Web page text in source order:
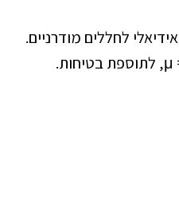
אידיאלי לחללים מודרניים.